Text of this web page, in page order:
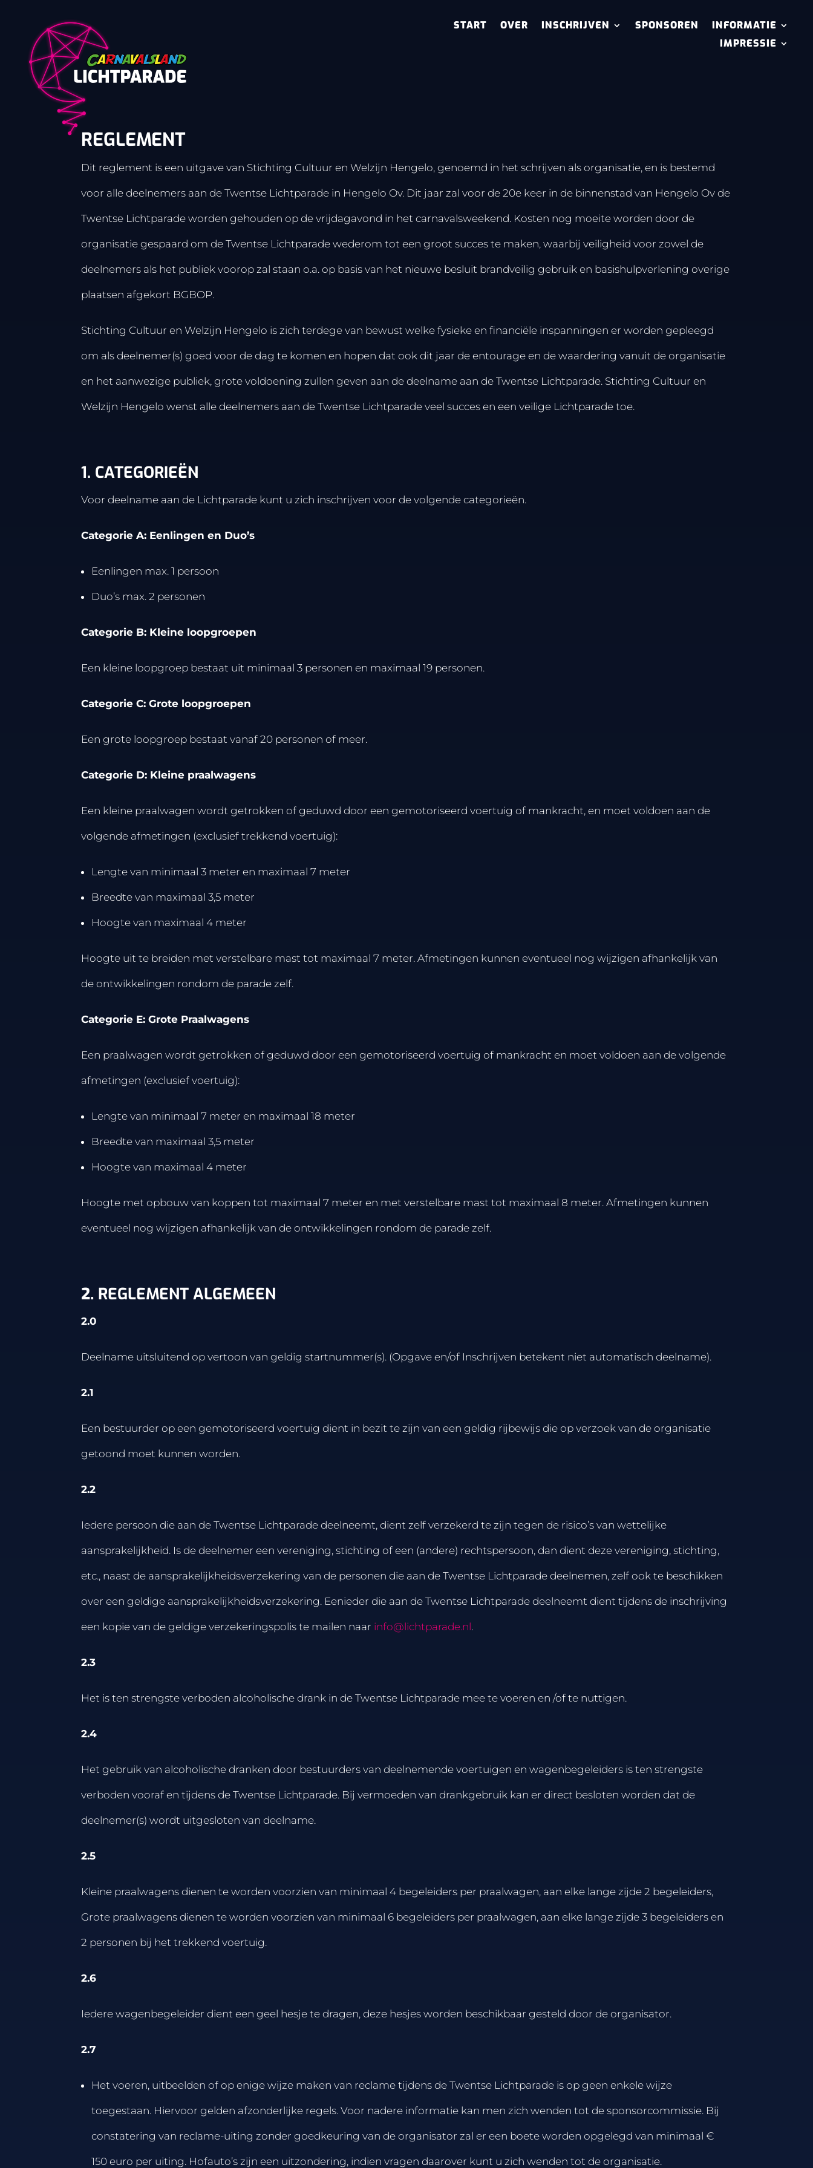
START OVER INSCHRIJVEN SPONSOREN
INFORMATIE
IMPRESSIE
REGLEMENT
Dit reglement is een uitgave van Stichting Cultuur en Welzijn Hengelo, genoemd in het schrijven als organisatie, en is bestemd
voor alle deelnemers aan de Twentse Lichtparade in Hengelo Ov. Dit jaar zal voor de 20e keer in de binnenstad van Hengelo Ov de
Twentse Lichtparade worden gehouden op de vrijdagavond in het carnavalsweekend. Kosten nog moeite worden door de
organisatie gespaard om de Twentse Lichtparade wederom tot een groot succes te maken, waarbij veiligheid voor zowel de
deelnemers als het publiek voorop zal staan o.a. op basis van het nieuwe besluit brandveilig gebruik en basishulpverlening overige
plaatsen afgekort BGBOP.
Stichting Cultuur en Welzijn Hengelo is zich terdege van bewust welke fysieke en financiële inspanningen er worden gepleegd
om als deelnemer(s) goed voor de dag te komen en hopen dat ook dit jaar de entourage en de waardering vanuit de organisatie
en het aanwezige publiek, grote voldoening zullen geven aan de deelname aan de Twentse Lichtparade. Stichting Cultuur en
Welzijn Hengelo wenst alle deelnemers aan de Twentse Lichtparade veel succes en een veilige Lichtparade toe.
1. CATEGORIEËN
Voor deelname aan de Lichtparade kunt u zich inschrijven voor de volgende categorieën.
Categorie A: Eenlingen en Duo’s
Eenlingen max. 1 persoon
Duo’s max. 2 personen
Categorie B: Kleine loopgroepen
Een kleine loopgroep bestaat uit minimaal 3 personen en maximaal 19 personen.
Categorie C: Grote loopgroepen
Een grote loopgroep bestaat vanaf 20 personen of meer.
Categorie D: Kleine praalwagens
Een kleine praalwagen wordt getrokken of geduwd door een gemotoriseerd voertuig of mankracht, en moet voldoen aan de
volgende afmetingen (exclusief trekkend voertuig):
Lengte van minimaal 3 meter en maximaal 7 meter
Breedte van maximaal 3,5 meter
Hoogte van maximaal 4 meter
Hoogte uit te breiden met verstelbare mast tot maximaal 7 meter. Afmetingen kunnen eventueel nog wijzigen afhankelijk van
de ontwikkelingen rondom de parade zelf.
Categorie E: Grote Praalwagens
Een praalwagen wordt getrokken of geduwd door een gemotoriseerd voertuig of mankracht en moet voldoen aan de volgende
afmetingen (exclusief voertuig):
Lengte van minimaal 7 meter en maximaal 18 meter
Breedte van maximaal 3,5 meter
Hoogte van maximaal 4 meter
Hoogte met opbouw van koppen tot maximaal 7 meter en met verstelbare mast tot maximaal 8 meter. Afmetingen kunnen
eventueel nog wijzigen afhankelijk van de ontwikkelingen rondom de parade zelf.
2. REGLEMENT ALGEMEEN
2.0
Deelname uitsluitend op vertoon van geldig startnummer(s). (Opgave en/of Inschrijven betekent niet automatisch deelname).
2.1
Een bestuurder op een gemotoriseerd voertuig dient in bezit te zijn van een geldig rijbewijs die op verzoek van de organisatie
getoond moet kunnen worden.
2.2
Iedere persoon die aan de Twentse Lichtparade deelneemt, dient zelf verzekerd te zijn tegen de risico’s van wettelijke
aansprakelijkheid. Is de deelnemer een vereniging, stichting of een (andere) rechtspersoon, dan dient deze vereniging, stichting,
etc., naast de aansprakelijkheidsverzekering van de personen die aan de Twentse Lichtparade deelnemen, zelf ook te beschikken
over een geldige aansprakelijkheidsverzekering. Eenieder die aan de Twentse Lichtparade deelneemt dient tijdens de inschrijving
een kopie van de geldige verzekeringspolis te mailen naar info@lichtparade.nl.
2.3
Het is ten strengste verboden alcoholische drank in de Twentse Lichtparade mee te voeren en /of te nuttigen.
2.4
Het gebruik van alcoholische dranken door bestuurders van deelnemende voertuigen en wagenbegeleiders is ten strengste
verboden vooraf en tijdens de Twentse Lichtparade. Bij vermoeden van drankgebruik kan er direct besloten worden dat de
deelnemer(s) wordt uitgesloten van deelname.
2.5
Kleine praalwagens dienen te worden voorzien van minimaal 4 begeleiders per praalwagen, aan elke lange zijde 2 begeleiders,
Grote praalwagens dienen te worden voorzien van minimaal 6 begeleiders per praalwagen, aan elke lange zijde 3 begeleiders en
2 personen bij het trekkend voertuig.
2.6
Iedere wagenbegeleider dient een geel hesje te dragen, deze hesjes worden beschikbaar gesteld door de organisator.
2.7
Het voeren, uitbeelden of op enige wijze maken van reclame tijdens de Twentse Lichtparade is op geen enkele wijze
toegestaan. Hiervoor gelden afzonderlijke regels. Voor nadere informatie kan men zich wenden tot de sponsorcommissie. Bij
constatering van reclame-uiting zonder goedkeuring van de organisator zal er een boete worden opgelegd van minimaal €
150 euro per uiting. Hofauto’s zijn een uitzondering, indien vragen daarover kunt u zich wenden tot de organisatie.